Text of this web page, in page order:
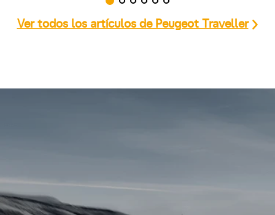
Ver todos los artículos de Peugeot Traveller